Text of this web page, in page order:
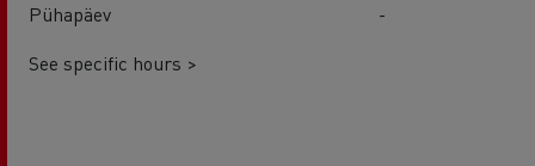
Pühapäev
-
See specific hours >